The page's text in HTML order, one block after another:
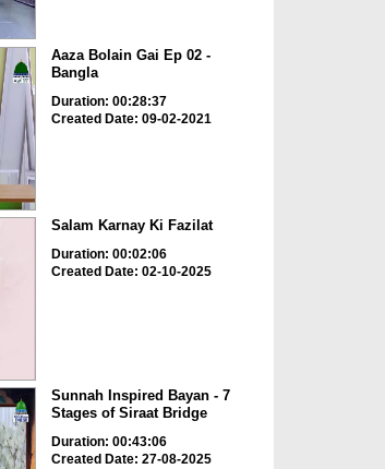
Aaza Bolain Gai Ep 02 -
Bangla
Duration: 00:28:37
Created Date: 09-02-2021
Salam Karnay Ki Fazilat
Duration: 00:02:06
Created Date: 02-10-2025
Sunnah Inspired Bayan - 7
Stages of Siraat Bridge
Duration: 00:43:06
Created Date: 27-08-2025